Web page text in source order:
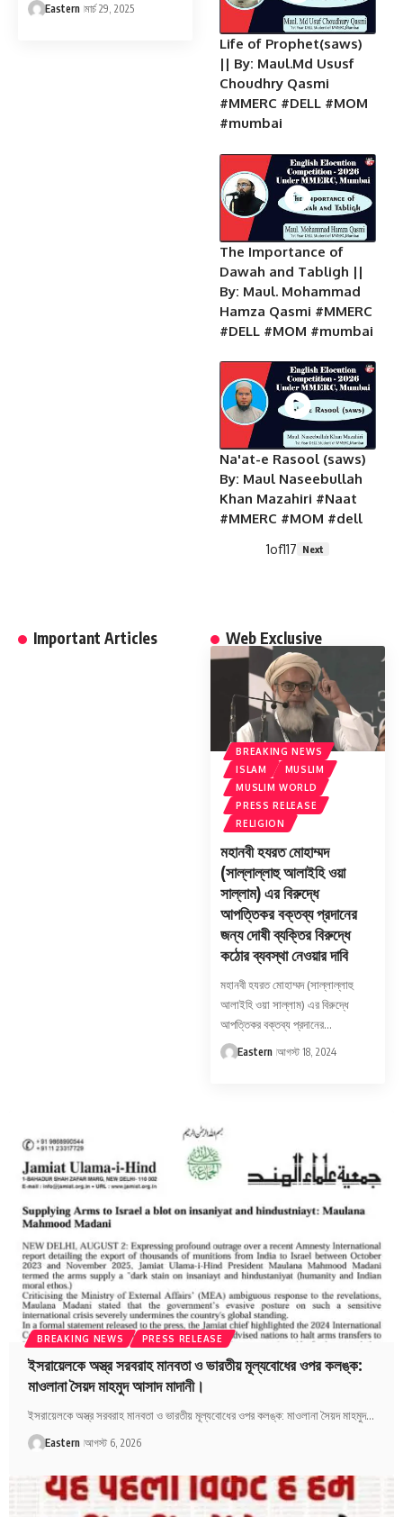
Eastern মার্চ 29, 2025
Life of Prophet(saws)
|| By: Maul.Md Ususf
Choudhry Qasmi
#MMERC #DELL #MOM
#mumbai
The Importance of
Dawah and Tabligh ||
By: Maul. Mohammad
Hamza Qasmi #MMERC
#DELL #MOM #mumbai
Na'at-e Rasool (saws)
By: Maul Naseebullah
Khan Mazahiri #Naat
#MMERC #MOM #dell
1of117 Next
Important Articles Web Exclusive
BREAKING NEWS
ISLAM
MUSLIM
MUSLIM WORLD
PRESS RELEASE
RELIGION
মহানবী হযরত মোহাম্মদ
(সাল্লাল্লাহু আলাইহি ওয়া
সাল্লাম) এর বিরুদ্ধে
আপত্তিকর বক্তব্য প্রদানের
জন্য দোষী ব্যক্তির বিরুদ্ধে
কঠোর ব্যবস্থা নেওয়ার দাবি
মহানবী হযরত মোহাম্মদ (সাল্লাল্লাহু
আলাইহি ওয়া সাল্লাম) এর বিরুদ্ধে
আপত্তিকর বক্তব্য প্রদানের…
Eastern আগস্ট 18, 2024
BREAKING NEWS PRESS RELEASE
ইসরায়েলকে অস্ত্র সরবরাহ মানবতা ও ভারতীয় মূল্যবোধের ওপর কলঙ্ক:
মাওলানা সৈয়দ মাহমুদ আসাদ মাদানী।
ইসরায়েলকে অস্ত্র সরবরাহ মানবতা ও ভারতীয় মূল্যবোধের ওপর কলঙ্ক: মাওলানা সৈয়দ মাহমুদ…
Eastern আগস্ট 6, 2026